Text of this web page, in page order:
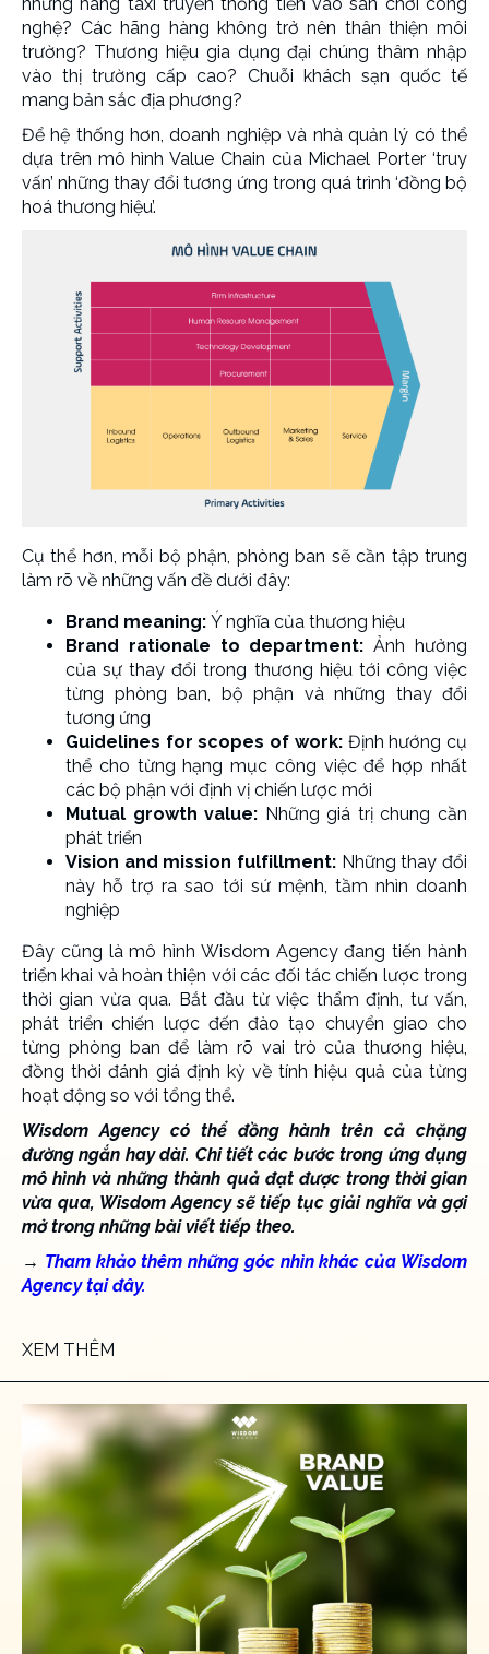
nghệ? Các hãng hàng không trở nên thân thiện môi
trường? Thương hiệu gia dụng đại chúng thâm nhập
vào thị trường cấp cao? Chuỗi khách sạn quốc tế
mang bản sắc địa phương?
Để hệ thống hơn, doanh nghiệp và nhà quản lý có thể
dựa trên mô hình Value Chain của Michael Porter ‘truy
vấn’ những thay đổi tương ứng trong quá trình ‘đồng bộ
hoá thương hiệu’.
Cụ thể hơn, mỗi bộ phận, phòng ban sẽ cần tập trung
làm rõ về những vấn đề dưới đây:
Brand meaning: Ý nghĩa của thương hiệu
Brand rationale to department: Ảnh hưởng
của sự thay đổi trong thương hiệu tới công việc
từng phòng ban, bộ phận và những thay đổi
tương ứng
Guidelines for scopes of work: Định hướng cụ
thể cho từng hạng mục công việc để hợp nhất
các bộ phận với định vị chiến lược mới
Mutual growth value: Những giá trị chung cần
phát triển
Vision and mission fulfillment: Những thay đổi
này hỗ trợ ra sao tới sứ mệnh, tầm nhìn doanh
nghiệp
Đây cũng là mô hình Wisdom Agency đang tiến hành
triển khai và hoàn thiện với các đối tác chiến lược trong
thời gian vừa qua. Bắt đầu từ việc thẩm định, tư vấn,
phát triển chiến lược đến đào tạo chuyển giao cho
từng phòng ban để làm rõ vai trò của thương hiệu,
đồng thời đánh giá định kỳ về tính hiệu quả của từng
hoạt động so với tổng thể.
Wisdom Agency có thể đồng hành trên cả chặng
đường ngắn hay dài. Chi tiết các bước trong ứng dụng
mô hình và những thành quả đạt được trong thời gian
vừa qua, Wisdom Agency sẽ tiếp tục giải nghĩa và gợi
mở trong những bài viết tiếp theo.
→ Tham khảo thêm những góc nhìn khác của Wisdom
Agency tại đây.
XEM THÊM